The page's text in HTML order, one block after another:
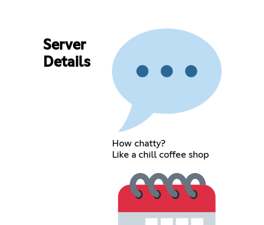
Server
Details
How chatty?
Like a chill coffee shop